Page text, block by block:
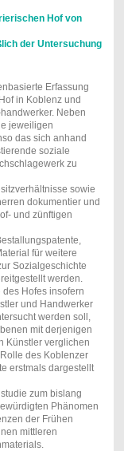
Hof von
der Untersuchung
Erfassung
in Koblenz und
Neben
jeweiligen
das sich anhand
soziale
zu
sowie
dokumentier und
und zünftigen
für weitere
Sozialgeschichte
werden.
Hofes insofern
und Handwerker
werden soll,
mit derjenigen
Künstler verglichen
des Koblenzer
erstmals dargestellt
zum bislang
Phänomen
der Frühen
mittleren